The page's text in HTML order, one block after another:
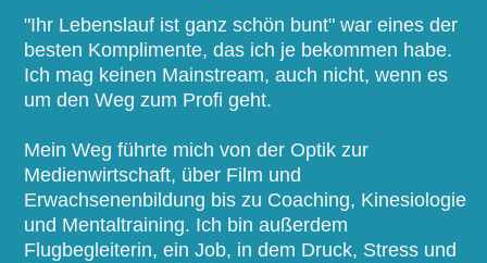
"Ihr Lebenslauf ist ganz schön bunt" war eines der
besten Komplimente, das ich je bekommen habe.
Ich mag keinen Mainstream, auch nicht, wenn es
um den Weg zum Profi geht.
Mein Weg führte mich von der Optik zur
Medienwirtschaft, über Film und
Erwachsenenbildung bis zu Coaching, Kinesiologie
und Mentaltraining. Ich bin außerdem
Flugbegleiterin, ein Job, in dem Druck, Stress und